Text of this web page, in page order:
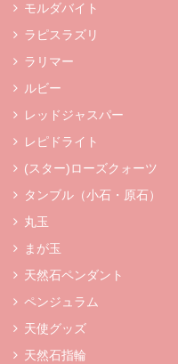
モルダバイト
ラピスラズリ
ラリマー
ルビー
レッドジャスパー
レピドライト
(スター)ローズクォーツ
タンブル（小石・原石）
丸玉
まが玉
天然石ペンダント
ペンジュラム
天使グッズ
天然石指輪